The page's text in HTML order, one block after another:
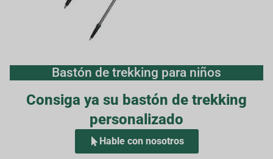
Bastón de trekking para niños
Consiga ya su bastón de trekking
personalizado
Hable con nosotros